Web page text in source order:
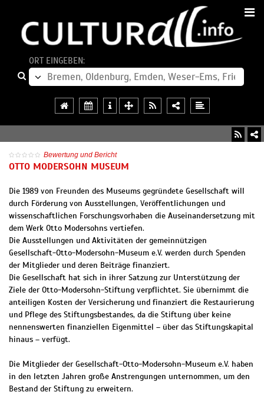
ORT EINGEBEN:
Bewertung und Bericht
OTTO MODERSOHN MUSEUM
Die 1989 von Freunden des Museums gegründete Gesellschaft will
durch Förderung von Ausstellungen, Veröffentlichungen und
wissenschaftlichen Forschungsvorhaben die Auseinandersetzung mit
dem Werk Otto Modersohns vertiefen.
Die Ausstellungen und Aktivitäten der gemeinnützigen
Gesellschaft-Otto-Modersohn-Museum e.V. werden durch Spenden
der Mitglieder und deren Beiträge finanziert.
Die Gesellschaft hat sich in ihrer Satzung zur Unterstützung der
Ziele der Otto-Modersohn-Stiftung verpflichtet. Sie übernimmt die
anteiligen Kosten der Versicherung und finanziert die Restaurierung
und Pflege des Stiftungsbestandes, da die Stiftung über keine
nennenswerten finanziellen Eigenmittel – über das Stiftungskapital
hinaus – verfügt.
Die Mitglieder der Gesellschaft-Otto-Modersohn-Museum e.V. haben
in den letzten Jahren große Anstrengungen unternommen, um den
Bestand der Stiftung zu erweitern.